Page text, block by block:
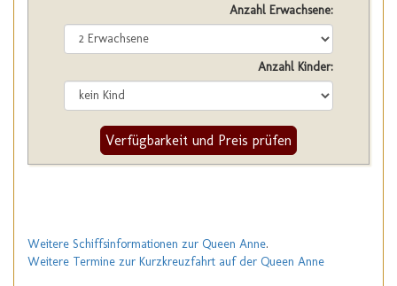
Anzahl Erwachsene:
Anzahl Kinder:
Verfügbarkeit und Preis prüfen
Weitere Schiffsinformationen zur Queen Anne.
Weitere Termine zur Kurzkreuzfahrt auf der Queen Anne